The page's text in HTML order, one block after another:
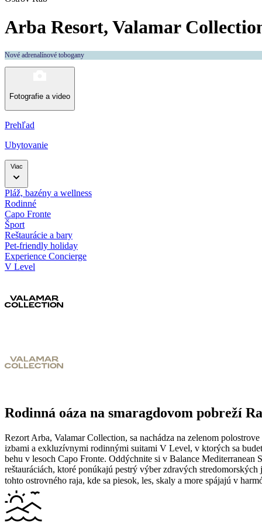
Arba Resort, Valamar
Nové adrenalínové tobogany
Fotografie a video
Prehľad
Ubytovanie
Viac
Pláž, bazény a wellness
Rodinné
Capo Fronte
Šport
Reštaurácie a bary
Pet-friendly holiday
Experience Concierge
V Level
Rodinná oáza na smaragdovom pobreží
Rezort Arba, Valamar Collection, sa nachádza na zelenom
izbami a exkluzívnymi rodinnými suitami V Level, v ktorých sa
behu v lesoch Capo Fronte. Oddýchnite si v Balance Mediterranean
reštauráciách, ktoré ponúkajú pestrý výber zdravých
tohto ostrovného raja, kde sa piesok, les, skaly a more spájajú v